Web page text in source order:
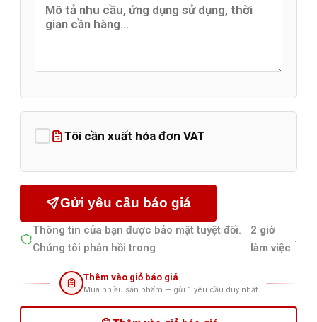
Tôi cần xuất hóa đơn VAT
Gửi yêu cầu báo giá
Thông tin của bạn được bảo mật tuyệt đối.
Chúng tôi phản hồi trong
2 giờ
làm việc
.
Thêm vào giỏ báo giá
Mua nhiều sản phẩm — gửi 1 yêu cầu duy nhất